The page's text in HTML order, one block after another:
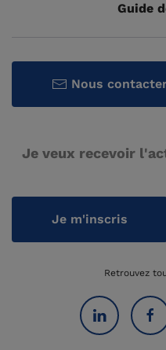
Guide
Nous
Je veux recevoir
Je m'inscris
Retrouvez